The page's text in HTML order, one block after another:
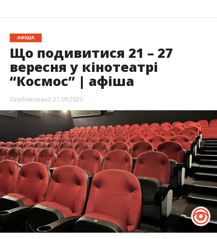
АФІША
Що подивитися 21 – 27
вересня у кінотеатрі
“Космос” | афіша
Опубліковано 21.09.2023